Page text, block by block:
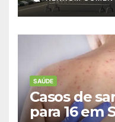
SAÚDE
Casos de
para 16 em